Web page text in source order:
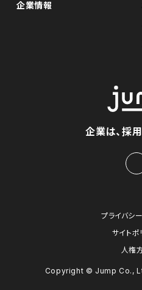
企業情報
企業は、採用
プライバシ
サイトポ
人権
Copyright © Jump Co.,